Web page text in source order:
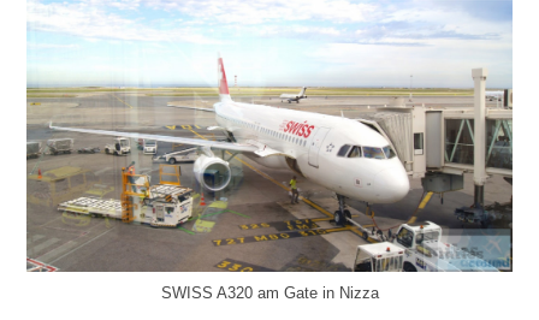
SWISS A320 am Gate in Nizza